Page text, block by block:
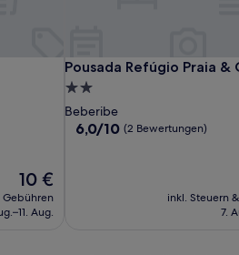
Der
Preis
beträgt
10 €
Gebühren
Aug.
Pousada Refúgio Praia &
Pousada Refúgio Praia &
2.0-
Sterne-
Unterkunft
Beberibe
6.0
6,0/10 (2 Bewertungen)
inkl. Steuern
7.